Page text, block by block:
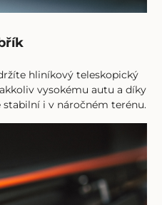
hliníkový teleskopický
vysokému autu a díky
i v náročném terénu.